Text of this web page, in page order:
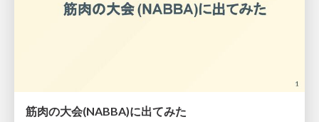
筋肉の大会(NABBA)に出てみた